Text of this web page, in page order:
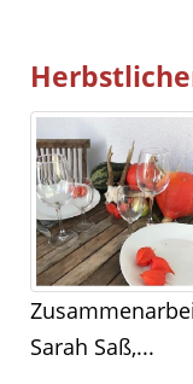
Sarah Saß,...